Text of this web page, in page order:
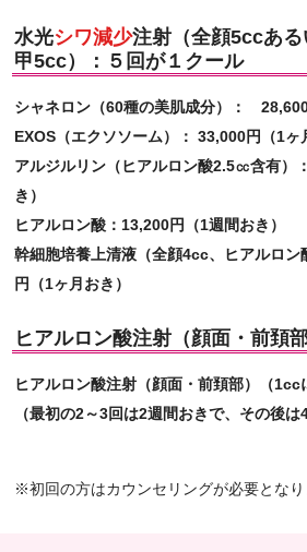
水光シワ減少注射（全顔5ccあ
甲5cc）：５回が１クール
シャネロン（60種の美肌成分）： 28,600
EXOS（エクソソーム）： 33,000円（1ヶ
アルジルリン（ヒアルロン酸2.5㏄含有
き）
ヒアルロン酸：13,200円（1週間おき）
幹細胞培養上清液（全顔4cc、ヒアルロ
円（1ヶ月おき）
ヒアルロン酸注射（顔面・前頚
ヒアルロン酸注射 （顔面・前頚部）（
（最初の2～3回は2週間おきで、その後は
※初回の方はカウンセリングが必要となり